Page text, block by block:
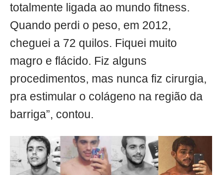
totalmente ligada ao mundo fitness.
Quando perdi o peso, em 2012,
cheguei a 72 quilos. Fiquei muito
magro e flácido. Fiz alguns
procedimentos, mas nunca fiz cirurgia,
pra estimular o colágeno na região da
barriga”, contou.